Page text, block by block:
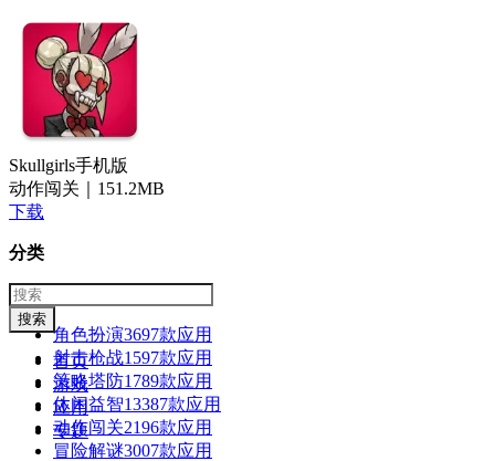
Skullgirls手机版
动作闯关｜ 151.2MB
下载
分类
游戏
角色扮演3697款应用
射击枪战1597款应用
策略塔防1789款应用
休闲益智13387款应用
动作闯关2196款应用
冒险解谜3007款应用
首页
游戏
应用
专题